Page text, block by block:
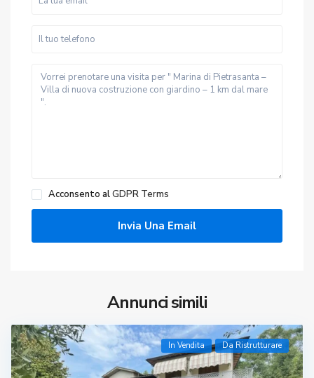
Acconsento alGDPR Terms
Annunci simili
In Vendita Da Ristrutturare